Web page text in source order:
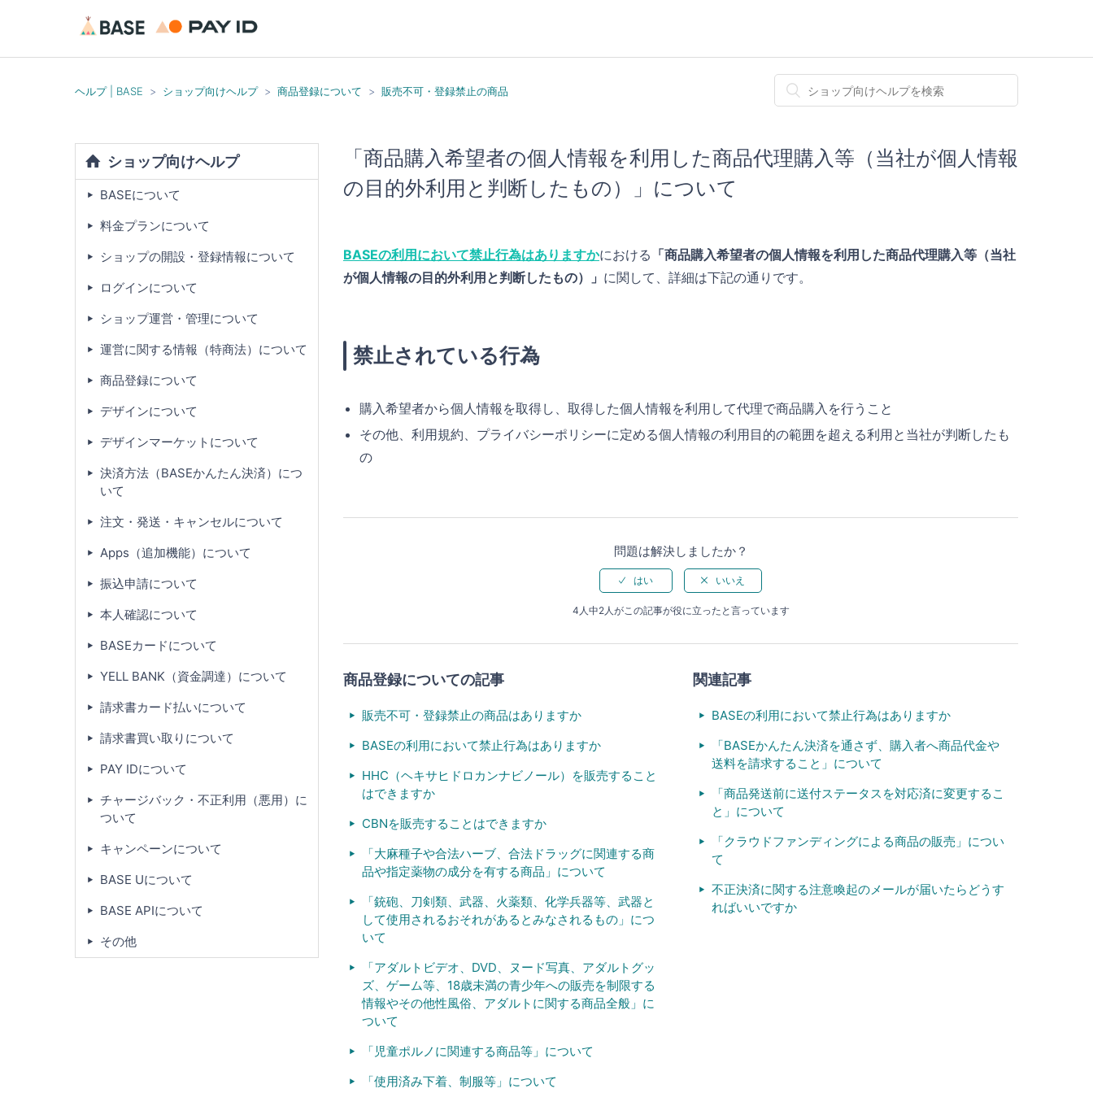
ヘルプ | BASE ショップ向けヘルプ 商品登録について 販売不可・登録禁止の商品
「商品購入希望者の個人情報を利用した商品代理購入等（当社が個人情報
の目的外利用と判断したもの）」について
BASEの利用において禁止行為はありますかにおける 「商品購入希望者の個人情報を利用した商品代理購入等（当社
が個人情報の目的外利用と判断したもの）」 に関して、詳細は下記の通りです。
禁止されている行為
購入希望者から個人情報を取得し、取得した個人情報を利用して代理で商品購入を行うこと
その他、利用規約、プライバシーポリシーに定める個人情報の利用目的の範囲を超える利用と当社が判断したも
の
問題は解決しましたか？
4人中2人がこの記事が役に立ったと言っています
商品登録についての記事
販売不可・登録禁止の商品はありますか
BASEの利用において禁止行為はありますか
HHC（ヘキサヒドロカンナビノール）を販売すること
はできますか
CBNを販売することはできますか
「大麻種子や合法ハーブ、合法ドラッグに関連する商
品や指定薬物の成分を有する商品」について
「銃砲、刀剣類、武器、火薬類、化学兵器等、武器と
して使用されるおそれがあるとみなされるもの」につ
いて
「アダルトビデオ、DVD、ヌード写真、アダルトグッ
ズ、ゲーム等、18歳未満の青少年への販売を制限する
情報やその他性風俗、アダルトに関する商品全般」に
ついて
「児童ポルノに関連する商品等」について
「使用済み下着、制服等」について
関連記事
BASEの利用において禁止行為はありますか
「BASEかんたん決済を通さず、購入者へ商品代金や
送料を請求すること」について
「商品発送前に送付ステータスを対応済に変更するこ
と」について
「クラウドファンディングによる商品の販売」につい
て
不正決済に関する注意喚起のメールが届いたらどうす
ればいいですか
ショップ向けヘルプ
BASEについて
料金プランについて
ショップの開設・登録情報について
ログインについて
ショップ運営・管理について
運営に関する情報（特商法）について
商品登録について
デザインについて
デザインマーケットについて
決済方法（BASEかんたん決済）につ
いて
注文・発送・キャンセルについて
Apps（追加機能）について
振込申請について
本人確認について
BASEカードについて
YELL BANK（資金調達）について
請求書カード払いについて
請求書買い取りについて
PAY IDについて
チャージバック・不正利用（悪用）に
ついて
キャンペーンについて
BASE Uについて
BASE APIについて
その他